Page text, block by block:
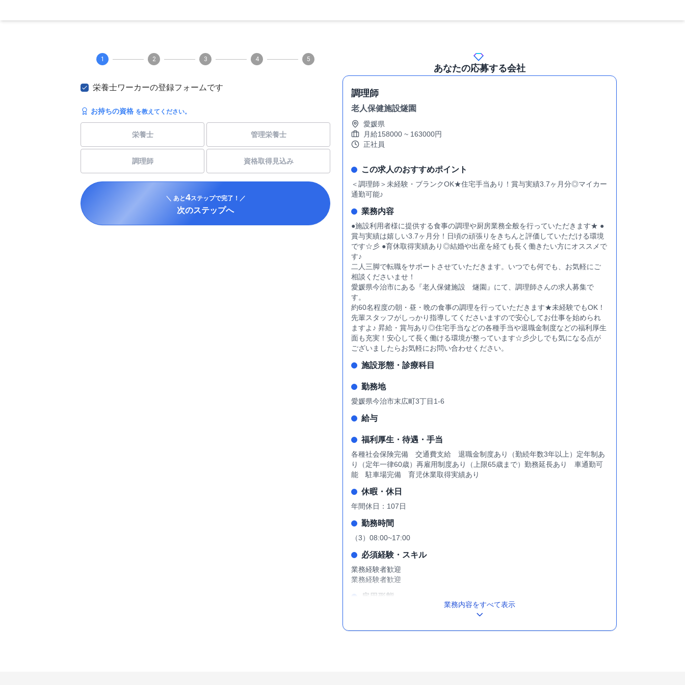
1 2 3 4 5
栄養士ワーカーの登録フォームです
お持ちの資格 を教えてください。
栄養士 管理栄養士
調理師 資格取得見込み
＼ あと4ステップで完了！／
次のステップへ
あなたの応募する会社
調理師
老人保健施設燧園
愛媛県
月給158000 ~ 163000円
正社員
この求人のおすすめポイント
＜調理師＞未経験・ブランクOK★住宅手当あり！賞与実績3.7ヶ月分◎マイカー
通勤可能♪
業務内容
●施設利用者様に提供する食事の調理や厨房業務全般を行っていただきます★ ●
賞与実績は嬉しい3.7ヶ月分！日頃の頑張りをきちんと評価していただける環境
です☆彡 ●育休取得実績あり◎結婚や出産を経ても長く働きたい方にオススメで
す♪
二人三脚で転職をサポートさせていただきます。いつでも何でも、お気軽にご
相談くださいませ！
愛媛県今治市にある『老人保健施設 燧園』にて、調理師さんの求人募集で
す。
約60名程度の朝・昼・晩の食事の調理を行っていただきます★未経験でもOK！
先輩スタッフがしっかり指導してくださいますので安心してお仕事を始められ
ますよ♪ 昇給・賞与あり◎住宅手当などの各種手当や退職金制度などの福利厚生
面も充実！安心して長く働ける環境が整っています☆彡少しでも気になる点が
ございましたらお気軽にお問い合わせください。
施設形態・診療科目
勤務地
愛媛県今治市末広町3丁目1-6
給与
福利厚生・待遇・手当
各種社会保険完備 交通費支給 退職金制度あり（勤続年数3年以上）定年制あ
り（定年一律60歳）再雇用制度あり（上限65歳まで）勤務延長あり 車通勤可
能 駐車場完備 育児休業取得実績あり
休暇・休日
年間休日：107日
勤務時間
（3）08:00~17:00
必須経験・スキル
業務経験者歓迎
業務経験者歓迎
雇用形態
業務内容をすべて表示